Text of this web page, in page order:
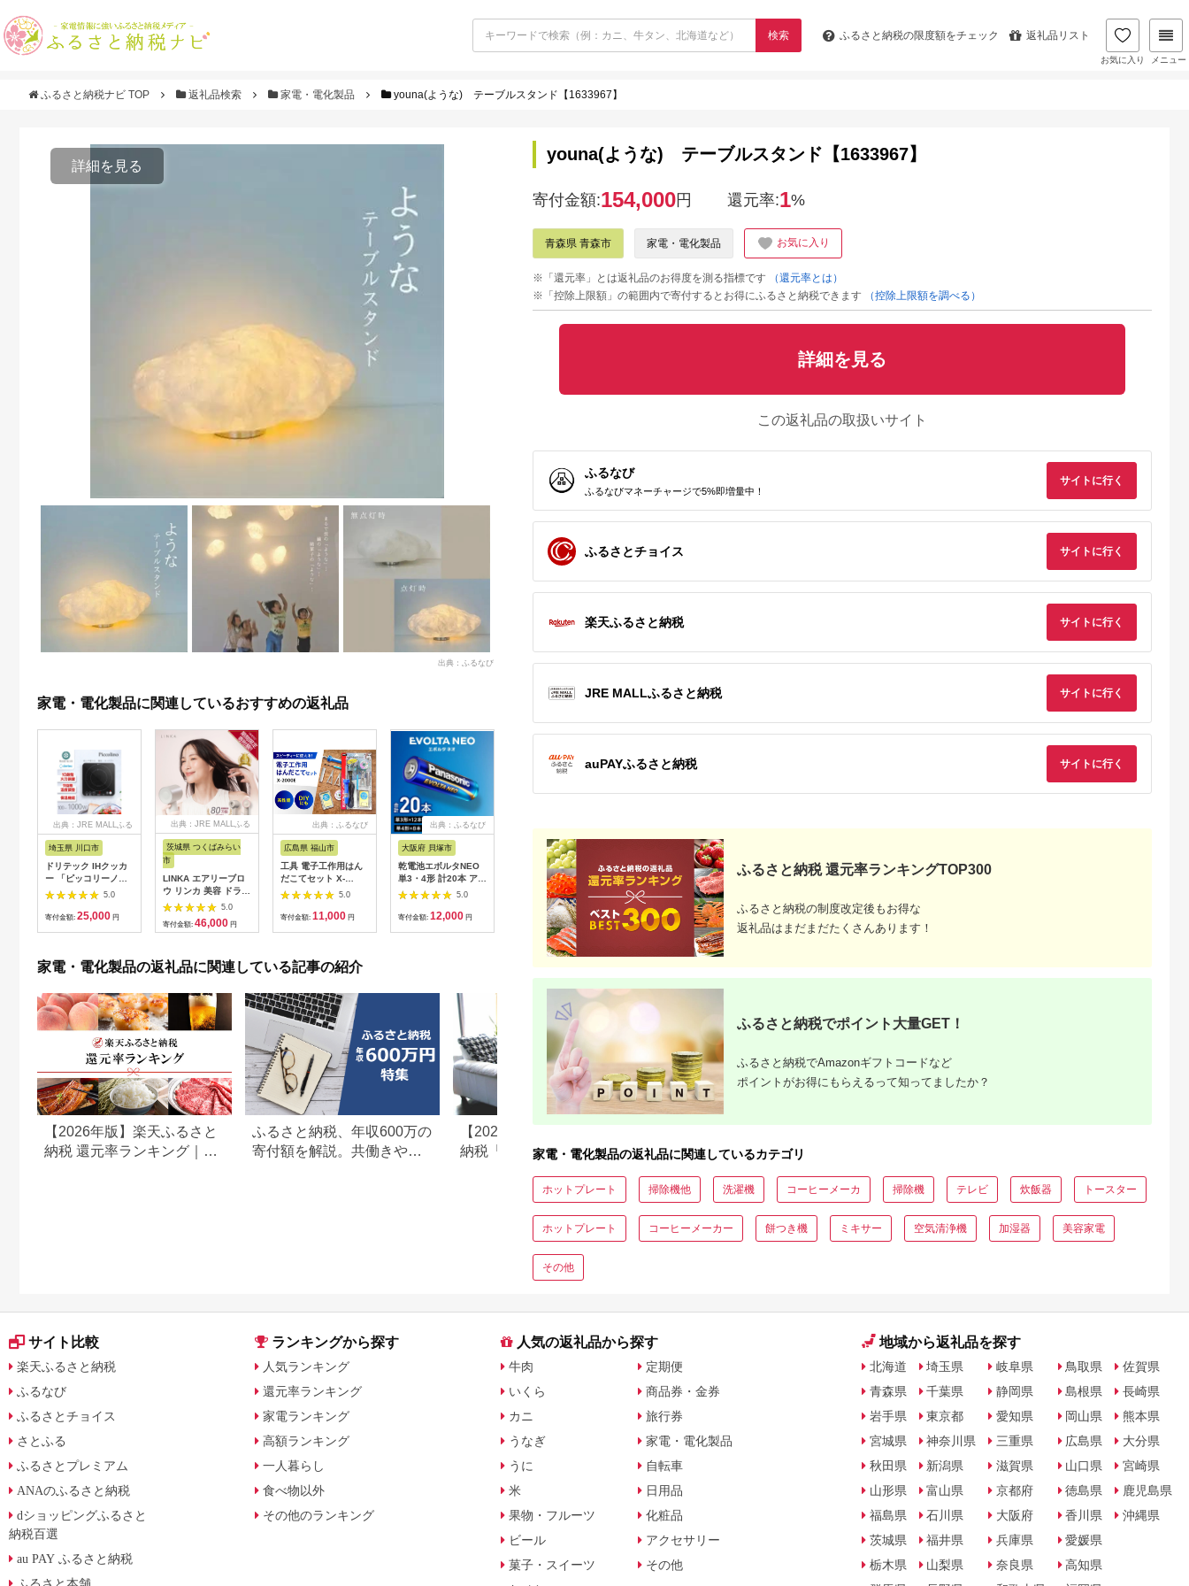
検索 ふるさと納税の限度額をチェック 返礼品リスト
お気に入り メニュー
ふるさと納税ナビ TOP 返礼品検索 家電・電化製品 youna(ような) テーブルスタンド【1633967】
詳細を見る
出典：ふるなび
家電・電化製品に関連しているおすすめの返礼品
出典：JRE MALLふる
埼玉県 川口市
ドリテック IHクッカ
ー 「ピッコリーノ」
ブラック DI-
217BK【1642626】
5.0
寄付金額: 25,000 円
出典：JRE MALLふる
茨城県 つくばみらい
市
LINKA エアリーブロ
ウ リンカ 美容 ドライ
ヤー ヘアケア 髪 エス
テ ギフト ラッピング
贈呈品 プレゼント 母
5.0
寄付金額: 46,000 円
出典：ふるなび
広島県 福山市
工具 電子工作用はん
だこてセット X-
2000E[BAEG004]工
5.0
寄付金額: 11,000 円
出典：ふるなび
大阪府 貝塚市
乾電池エボルタNEO
単3・4形 計20本 アル
カリ乾電池 パナソニ
5.0
寄付金額: 12,000 円
静岡県 浜松市
ピアノ HP702 ライト
オーク調 設置作業付
5.0
寄付金額:600,000 円
FUNLOGY Speaker
white / スピーカー
14W出力 家電 高音質
低音 大音量 インテリ
ア
5.0
寄付金額:5,000 円
MOTTERU(モッテル)
AC充電器 PD35W
A 1ポート 折りたたみ
式プラグ 急速充電
PSE適合製品 2年保証
県 海老名市 】
11,000
MOTTERU(モッテ
ル) Power
USB-C×1ポート、
USB-A×1ポート 合計
最大63W AC充電器
ウダーブルー
15,000
【単3×72本】乾電池
家電・電化製品の返礼品に関連している記事の紹介
【2026年版】楽天ふるさと
納税 還元率ランキング｜高
ふるさと納税、年収600万の
寄付額を解説。共働きや子
【2026年最新版】ふるさと
納税「食べ物以外」返礼品
りの家電探し。おすすめラ
youna(ような) テーブルスタンド【1633967】
寄付金額:154,000円 還元率:1%
青森県 青森市 家電・電化製品 お気に入り
※「還元率」とは返礼品のお得度を測る指標です
（還元率とは）
※「控除上限額」の範囲内で寄付するとお得にふるさと納税できます
（控除上限額を調べる）
詳細を見る
この返礼品の取扱いサイト
ふるなび
ふるなびマネーチャージで5%即増量中！
サイトに行く
ふるさとチョイス サイトに行く
楽天ふるさと納税 サイトに行く
JRE MALLふるさと納税 サイトに行く
auPAYふるさと納税 サイトに行く
ふるさと納税 還元率ランキングTOP300
ふるさと納税の制度改定後もお得な
返礼品はまだまだたくさんあります！
ふるさと納税でポイント大量GET！
ふるさと納税でAmazonギフトコードなど
ポイントがお得にもらえるって知ってましたか？
家電・電化製品の返礼品に関連しているカテゴリ
ホットプレート 掃除機他 洗濯機 コーヒーメーカ 掃除機 テレビ 炊飯器 トースター
ホットプレート コーヒーメーカー 餅つき機 ミキサー 空気清浄機 加湿器 美容家電
その他
サイト比較
楽天ふるさと納税
ふるなび
ふるさとチョイス
さとふる
ふるさとプレミアム
ANAのふるさと納税
dショッピングふるさと
納税百選
au PAY ふるさと納税
ふるさと本舗
ランキングから探す
人気ランキング
還元率ランキング
家電ランキング
高額ランキング
一人暮らし
食べ物以外
その他のランキング
人気の返礼品から探す
牛肉
いくら
カニ
うなぎ
うに
米
果物・フルーツ
ビール
菓子・スイーツ
定期便
商品券・金券
旅行券
家電・電化製品
自転車
日用品
化粧品
アクセサリー
その他
地域から返礼品を探す
北海道
青森県
岩手県
宮城県
秋田県
山形県
福島県
茨城県
栃木県
埼玉県
千葉県
東京都
神奈川県
新潟県
富山県
石川県
福井県
山梨県
岐阜県
静岡県
愛知県
三重県
滋賀県
京都府
大阪府
兵庫県
奈良県
鳥取県
島根県
岡山県
広島県
山口県
徳島県
香川県
愛媛県
高知県
佐賀県
長崎県
熊本県
大分県
宮崎県
鹿児島県
沖縄県